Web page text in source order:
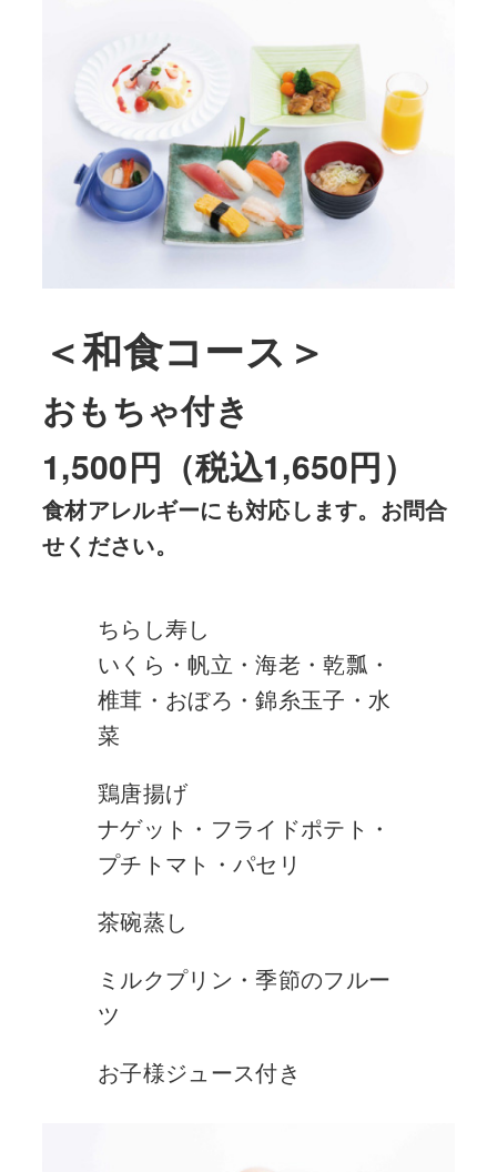
＜和食コース＞
おもちゃ付き
1,500円（税込1,650円）
食材アレルギーにも対応します。お問合
せください。
ちらし寿し
いくら・帆立・海老・乾瓢・
椎茸・おぼろ・錦糸玉子・水
菜
鶏唐揚げ
ナゲット・フライドポテト・
プチトマト・パセリ
茶碗蒸し
ミルクプリン・季節のフルー
ツ
お子様ジュース付き